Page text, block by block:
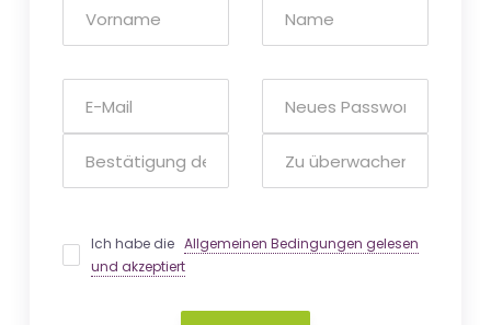
Ich habe dieAllgemeinen Bedingungen gelesen
und akzeptiert